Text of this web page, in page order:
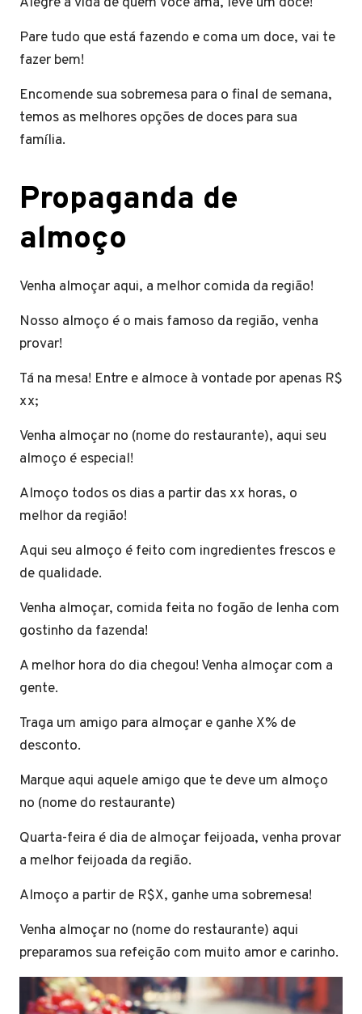
Pare tudo que está fazendo e coma um doce, vai te
fazer bem!
Encomende sua sobremesa para o final de semana,
temos as melhores opções de doces para sua
família.
Propaganda de
almoço
Venha almoçar aqui, a melhor comida da região!
Nosso almoço é o mais famoso da região, venha
provar!
Tá na mesa! Entre e almoce à vontade por apenas R$
xx;
Venha almoçar no (nome do restaurante), aqui seu
almoço é especial!
Almoço todos os dias a partir das xx horas, o
melhor da região!
Aqui seu almoço é feito com ingredientes frescos e
de qualidade.
Venha almoçar, comida feita no fogão de lenha com
gostinho da fazenda!
A melhor hora do dia chegou! Venha almoçar com a
gente.
Traga um amigo para almoçar e ganhe X% de
desconto.
Marque aqui aquele amigo que te deve um almoço
no (nome do restaurante)
Quarta-feira é dia de almoçar feijoada, venha provar
a melhor feijoada da região.
Almoço a partir de R$X, ganhe uma sobremesa!
Venha almoçar no (nome do restaurante) aqui
preparamos sua refeição com muito amor e carinho.